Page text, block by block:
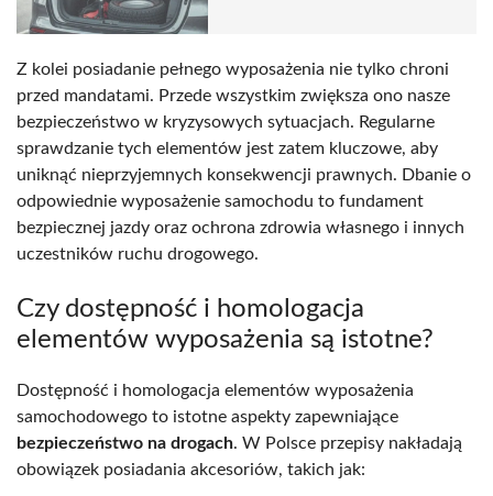
Z kolei posiadanie pełnego wyposażenia nie tylko chroni
przed mandatami. Przede wszystkim zwiększa ono nasze
bezpieczeństwo w kryzysowych sytuacjach. Regularne
sprawdzanie tych elementów jest zatem kluczowe, aby
uniknąć nieprzyjemnych konsekwencji prawnych. Dbanie o
odpowiednie wyposażenie samochodu to fundament
bezpiecznej jazdy oraz ochrona zdrowia własnego i innych
uczestników ruchu drogowego.
Czy dostępność i homologacja
elementów wyposażenia są istotne?
Dostępność i homologacja elementów wyposażenia
samochodowego to istotne aspekty zapewniające
bezpieczeństwo na drogach. W Polsce przepisy nakładają
obowiązek posiadania akcesoriów, takich jak: